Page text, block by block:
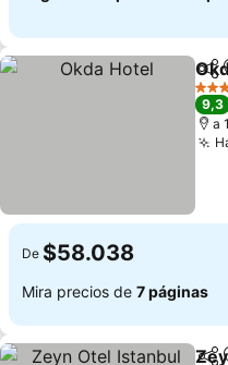
4
9,3
a
De $58.038
Mira precios de 7 páginas